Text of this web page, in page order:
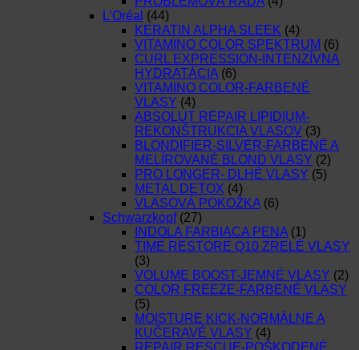
L’Oréal (44)
KERATIN ALPHA SLEEK (4)
VITAMINO COLOR SPEKTRUM (6)
CURL EXPRESSION-INTENZÍVNA
HYDRATÁCIA (6)
VITAMINO COLOR-FARBENÉ
VLASY (4)
ABSOLUT REPAIR LIPIDIUM-
REKONŠTRUKCIA VLASOV (3)
BLONDIFIER-SILVER-FARBENÉ A
MELÍROVANÉ BLOND VLASY (2)
PRO LONGER- DLHÉ VLASY (5)
METAL DETOX (4)
VLASOVÁ POKOŽKA (6)
Schwarzkopf (27)
INDOLA FARBIACA PENA (1)
TIME RESTORE Q10 ZRELÉ VLASY
(3)
VOLUME BOOST-JEMNÉ VLASY (2)
COLOR FREEZE-FARBENÉ VLASY
(5)
MOISTURE KICK-NORMÁLNE A
KUČERAVÉ VLASY (4)
REPAIR RESCUE-POŠKODENÉ